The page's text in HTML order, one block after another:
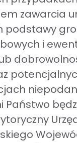
zawarcia
podstawy
i
Państwo